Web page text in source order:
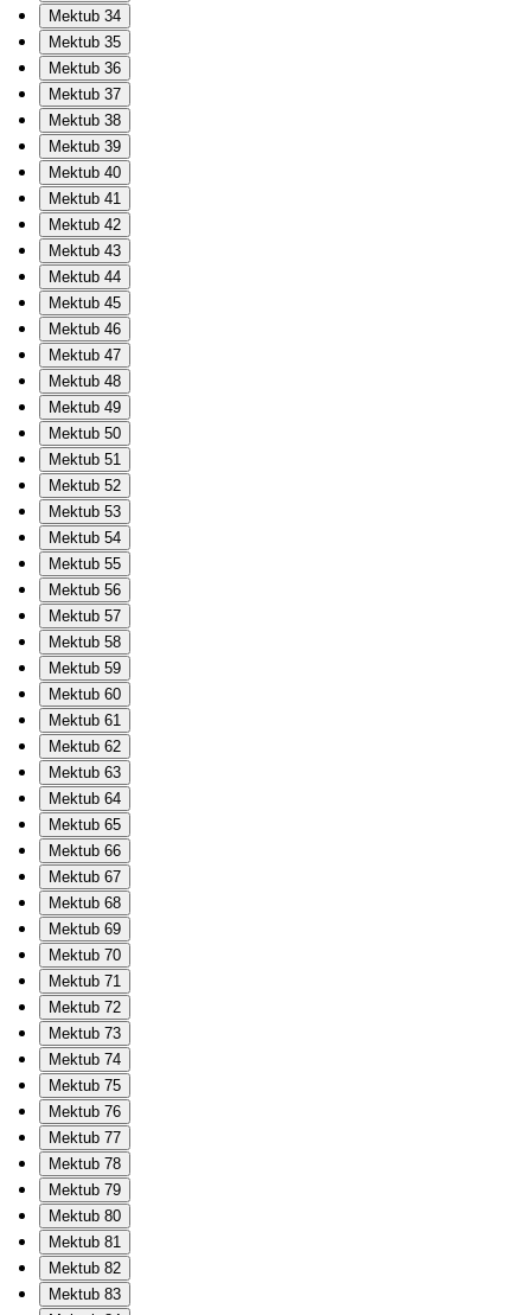
Mektub 34
Mektub 35
Mektub 36
Mektub 37
Mektub 38
Mektub 39
Mektub 40
Mektub 41
Mektub 42
Mektub 43
Mektub 44
Mektub 45
Mektub 46
Mektub 47
Mektub 48
Mektub 49
Mektub 50
Mektub 51
Mektub 52
Mektub 53
Mektub 54
Mektub 55
Mektub 56
Mektub 57
Mektub 58
Mektub 59
Mektub 60
Mektub 61
Mektub 62
Mektub 63
Mektub 64
Mektub 65
Mektub 66
Mektub 67
Mektub 68
Mektub 69
Mektub 70
Mektub 71
Mektub 72
Mektub 73
Mektub 74
Mektub 75
Mektub 76
Mektub 77
Mektub 78
Mektub 79
Mektub 80
Mektub 81
Mektub 82
Mektub 83